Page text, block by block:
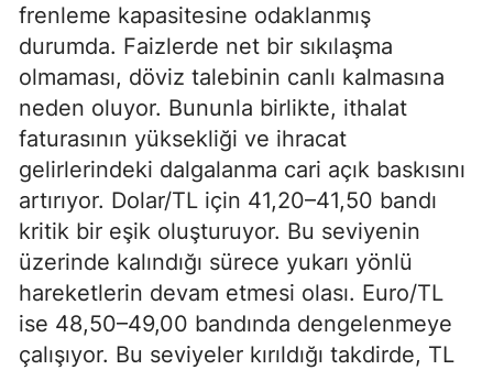
frenleme kapasitesine odaklanmış
durumda. Faizlerde net bir sıkılaşma
olmaması, döviz talebinin canlı kalmasına
neden oluyor. Bununla birlikte, ithalat
faturasının yüksekliği ve ihracat
gelirlerindeki dalgalanma cari açık baskısını
artırıyor. Dolar/TL için 41,20–41,50 bandı
kritik bir eşik oluşturuyor. Bu seviyenin
üzerinde kalındığı sürece yukarı yönlü
hareketlerin devam etmesi olası. Euro/TL
ise 48,50–49,00 bandında dengelenmeye
çalışıyor. Bu seviyeler kırıldığı takdirde, TL